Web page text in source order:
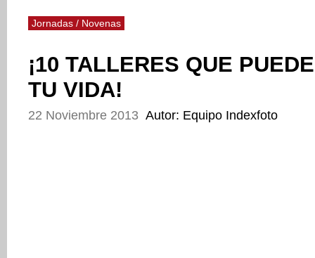
Jornadas / Novenas
¡10 TALLERES QUE
TU VIDA!
22 Noviembre 2013 Autor: Equipo Indexfoto